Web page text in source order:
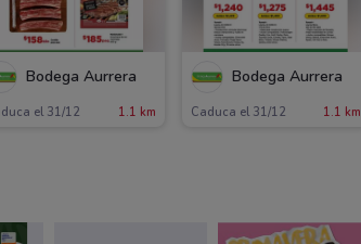
Bodega Aurrera
el 31/12 1.1 km
Bodega Aurrera
Caduca el 31/12 1.1 km